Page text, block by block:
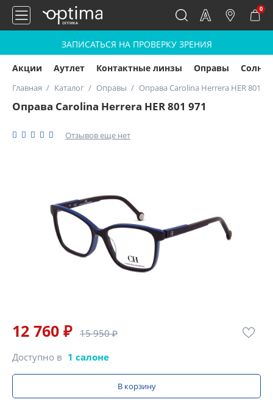
0
ЗАПИСАТЬСЯ НА ПРОВЕРКУ ЗРЕНИЯ
Акции Аутлет Контактные линзы Оправы
Главная Каталог Оправы Оправа Carolina Herrera HER 801
Оправа Carolina Herrera HER 801 971
Отзывов еще нет
12 760 ₽ 15 950 ₽
Доступно в 1 салоне
В корзину